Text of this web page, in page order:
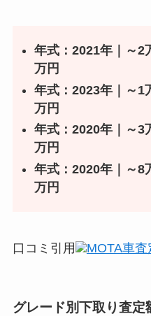
年式：2021年 ｜～
万円
年式：2023年 ｜～
万円
年式：2020年 ｜～
万円
年式：2020年 ｜～
万円
口コミ引用 MOTA車査
グレード別下取り査定